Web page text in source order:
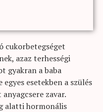
cukorbetegséget
azaz terhességi
gyakran a baba
esetekben a szülés
zavar.
alatti hormonális